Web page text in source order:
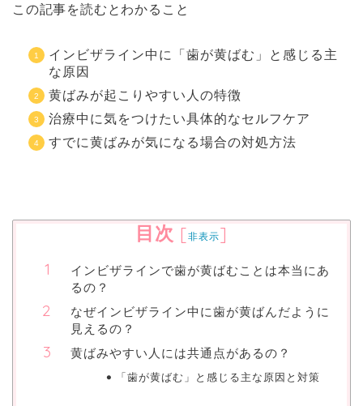
この記事を読むとわかること
インビザライン中に「歯が黄ばむ」と感じる主
な原因
黄ばみが起こりやすい人の特徴
治療中に気をつけたい具体的なセルフケア
すでに黄ばみが気になる場合の対処方法
目次 [非表示]
インビザラインで歯が黄ばむことは本当にあ
るの？
なぜインビザライン中に歯が黄ばんだように
見えるの？
黄ばみやすい人には共通点があるの？
「歯が黄ばむ」と感じる主な原因と対策